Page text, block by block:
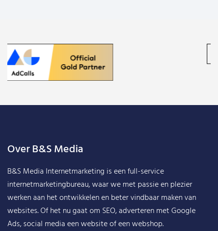
Over B&S Media
B&S Media Internetmarketing is een full-service
internetmarketingbureau, waar we met passie en plezier
werken aan het ontwikkelen en beter vindbaar maken van
websites. Of het nu gaat om SEO, adverteren met Google
Ads, social media een website of een webshop.